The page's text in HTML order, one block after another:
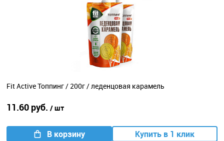
Fit Active Топпинг / 200г / леденцовая карамель
11.60 руб. / шт
В корзину Купить в 1 клик